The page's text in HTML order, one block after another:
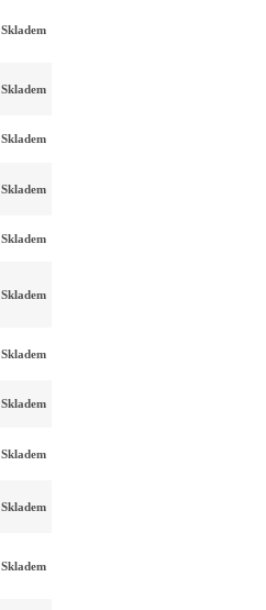
Skladem
Skladem
Skladem
Skladem
Skladem
Skladem
Skladem
Skladem
Skladem
Skladem
Skladem